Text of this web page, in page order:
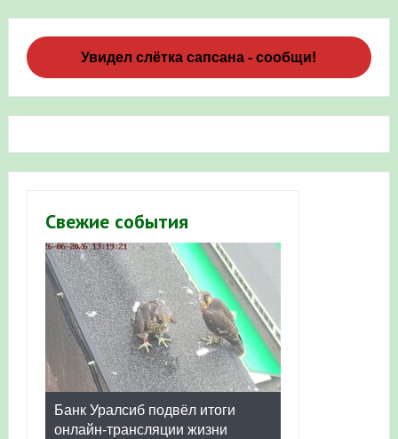
Увидел слётка сапсана - сообщи!
Свежие события
Банк Уралсиб подвёл итоги
онлайн-трансляции жизни